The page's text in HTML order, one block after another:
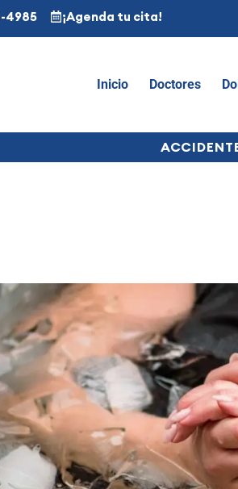
4985 ¡Agenda tu cita!
Inicio Doctores